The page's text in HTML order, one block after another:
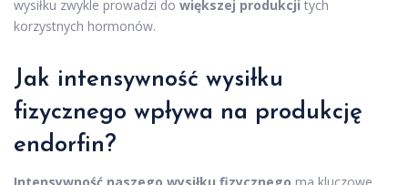
wysiłku zwykle prowadzi do większej produkcji tych
korzystnych hormonów.
Jak intensywność wysiłku
fizycznego wpływa na produkcję
endorfin?
Intensywność naszego wysiłku fizycznego ma kluczowe